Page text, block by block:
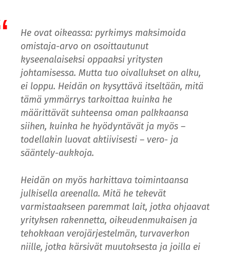
He ovat oikeassa: pyrkimys maksimoida
omistaja-arvo on osoittautunut
kyseenalaiseksi oppaaksi yritysten
johtamisessa. Mutta tuo oivallukset on alku,
ei loppu. Heidän on kysyttävä itseltään, mitä
tämä ymmärrys tarkoittaa kuinka he
määrittävät suhteensa oman palkkaansa
siihen, kuinka he hyödyntävät ja myös –
todellakin luovat aktiivisesti – vero- ja
sääntely-aukkoja.
Heidän on myös harkittava toimintaansa
julkisella areenalla. Mitä he tekevät
varmistaakseen paremmat lait, jotka ohjaavat
yrityksen rakennetta, oikeudenmukaisen ja
tehokkaan verojärjestelmän, turvaverkon
niille, jotka kärsivät muutoksesta ja joilla ei